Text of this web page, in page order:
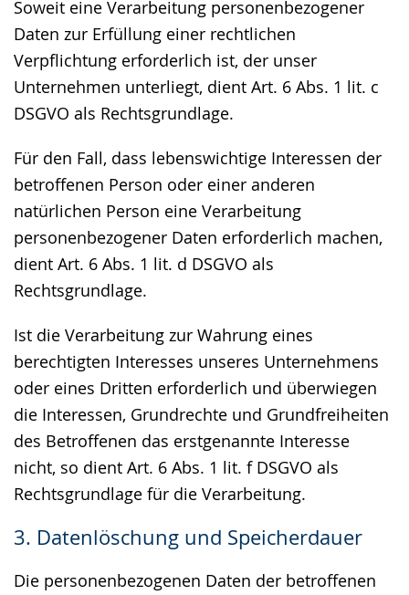
Soweit eine Verarbeitung personenbezogener
Daten zur Erfüllung einer rechtlichen
Verpflichtung erforderlich ist, der unser
Unternehmen unterliegt, dient Art. 6 Abs. 1 lit. c
DSGVO als Rechtsgrundlage.
Für den Fall, dass lebenswichtige Interessen der
betroffenen Person oder einer anderen
natürlichen Person eine Verarbeitung
personenbezogener Daten erforderlich machen,
dient Art. 6 Abs. 1 lit. d DSGVO als
Rechtsgrundlage.
Ist die Verarbeitung zur Wahrung eines
berechtigten Interesses unseres Unternehmens
oder eines Dritten erforderlich und überwiegen
die Interessen, Grundrechte und Grundfreiheiten
des Betroffenen das erstgenannte Interesse
nicht, so dient Art. 6 Abs. 1 lit. f DSGVO als
Rechtsgrundlage für die Verarbeitung.
3. Datenlöschung und Speicherdauer
Die personenbezogenen Daten der betroffenen